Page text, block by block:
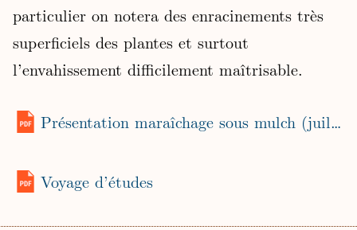
particulier on notera des enracinements très
superficiels des plantes et surtout
l’envahissement difficilement maîtrisable.
Présentation maraîchage sous mulch (juillet 2014)
Voyage d’études